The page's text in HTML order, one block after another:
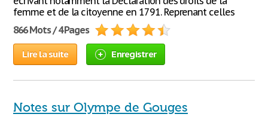
femme et de la citoyenne en 1791. Reprenant celles
866 Mots / 4 Pages
Lire la suite Enregistrer
Notes sur Olympe de Gouges